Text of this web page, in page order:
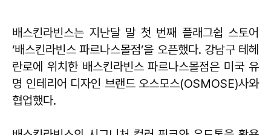
배스킨라빈스는 지난달 말 첫 번째 플래그쉽 스토어
‘배스킨라빈스 파르나스몰점’을 오픈했다. 강남구 테헤
란로에 위치한 배스킨라빈스 파르나스몰점은 미국 유
명 인테리어 디자인 브랜드 오스모스(OSMOSE)사와
협업했다.